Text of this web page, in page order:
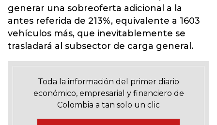
generar una sobreoferta adicional a la
antes referida de 213%, equivalente a 1603
vehículos más, que inevitablemente se
trasladará al subsector de carga general.
Toda la información del primer diario
económico, empresarial y financiero de
Colombia a tan solo un clic